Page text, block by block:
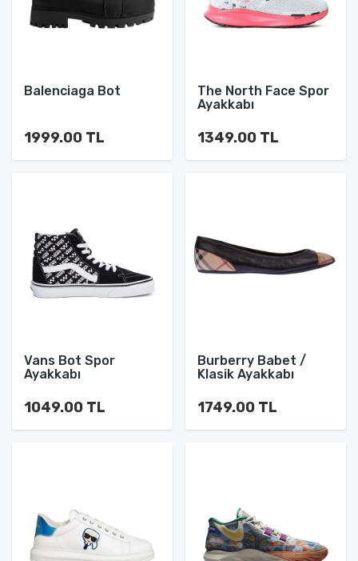
Balenciaga Bot
1999.00 TL
The North Face Spor
Ayakkabı
1349.00 TL
Vans Bot Spor
Ayakkabı
1049.00 TL
Burberry Babet /
Klasik Ayakkabı
1749.00 TL